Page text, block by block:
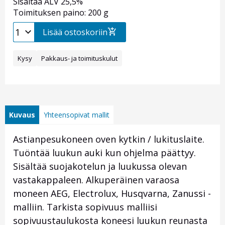
Toimituksen paino: 200 g
Lisää ostoskoriin
Kysy Pakkaus- ja toimituskulut
Kuvaus Yhteensopivat mallit
Astianpesukoneen oven kytkin / lukituslaite.
Tuöntää luukun auki kun ohjelma päättyy.
Sisältää suojakotelun ja luukussa olevan
vastakappaleen. Alkuperäinen varaosa
moneen AEG, Electrolux, Husqvarna, Zanussi -
malliin. Tarkista sopivuus malliisi
sopivuustaulukosta koneesi luukun reunasta